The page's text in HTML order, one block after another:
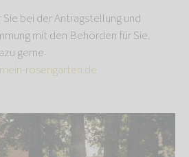
bei der Antragstellung und
mit den Behörden für Sie.
gerne
rosengarten.de